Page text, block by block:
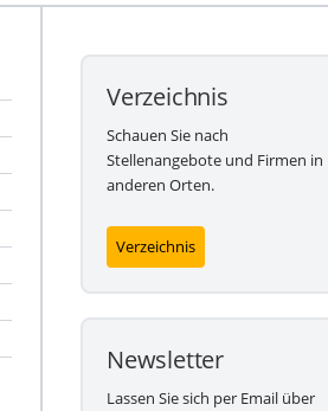
Verzeichnis
Schauen Sie nach
Stellenangebote und Firmen in
anderen Orten.
Verzeichnis
Newsletter
Lassen Sie sich per Email über